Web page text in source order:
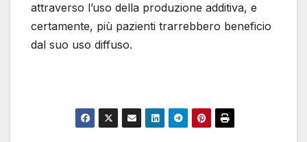
attraverso l’uso della produzione additiva, e
certamente, più pazienti trarrebbero beneficio
dal suo uso diffuso.